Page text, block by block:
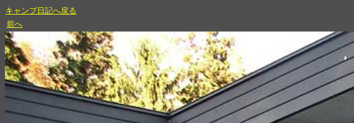
キャンプ日記へ戻る
前へ